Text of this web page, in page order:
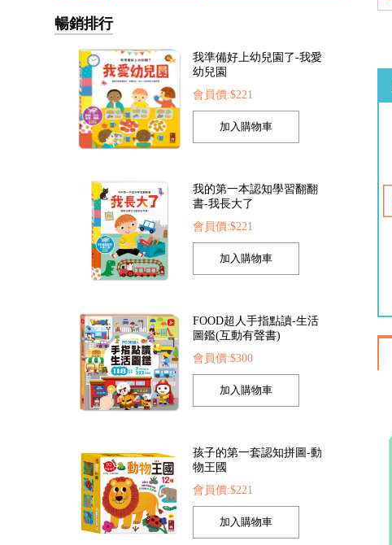
暢銷排行
我準備好上幼兒園了-我愛
幼兒園
會員價:$221
我的第一本認知學習翻翻
書-我長大了
會員價:$221
FOOD超人手指點讀-生活
圖鑑(互動有聲書)
會員價:$300
孩子的第一套認知拼圖-動
物王國
會員價:$221
FOOD超人探索點讀筆